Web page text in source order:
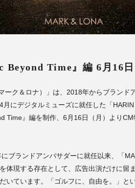
Beyond Time』編 6月16
ーク＆ロナ）」は、2018年からブランド
月にデジタルミューズに就任した「
Time』編を制作、6月16日（月）より
ブランドアンバサダーに就任以来、「
体現する存在として、広告出演だけに留
いています。「ゴルフに、自由を。」と